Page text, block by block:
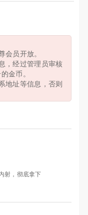
员开放。
，经过管理员审核
金币。
地址等信息，否则
射，彻底拿下